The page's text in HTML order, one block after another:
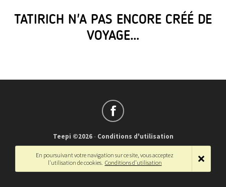
TATIRICH N'A PAS ENCORE CRÉÉ DE
VOYAGE…
Teepi ©2026- Conditions d'utilisation
Français
English
En poursuivant votre navigation sur ce site, vous acceptez
l'utilisation de cookies. Conditions d'utilisation